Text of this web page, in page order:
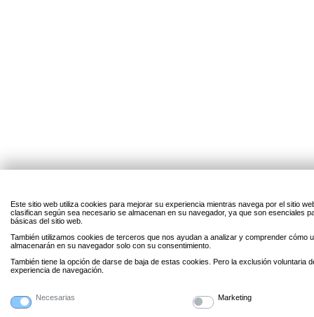
Este sitio web utiliza cookies para mejorar su experiencia mientras navega por el sitio
clasifican según sea necesario se almacenan en su navegador, ya que son esenciales
básicas del sitio web.
También utilizamos cookies de terceros que nos ayudan a analizar y comprender cómo
almacenarán en su navegador solo con su consentimiento.
También tiene la opción de darse de baja de estas cookies. Pero la exclusión voluntaria
experiencia de navegación.
Necesarias Marketing